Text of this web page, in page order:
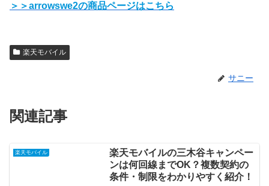
＞＞arrowswe2の商品ページはこちら
楽天モバイル
サニー
関連記事
楽天モバイル
楽天モバイルの三木谷キャンペー
ンは何回線までOK？複数契約の
条件・制限をわかりやすく紹介！